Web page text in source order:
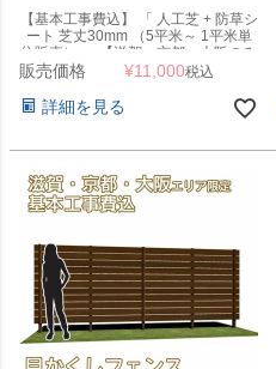
【基本工事費込】 「 人工芝 + 防草シ
ート 芝丈30mm （5平米～ 1平米単
位販売） 」 【滋賀・京都・大阪のみ
対応可能】
販売価格 ¥11,000税込
詳細を見る